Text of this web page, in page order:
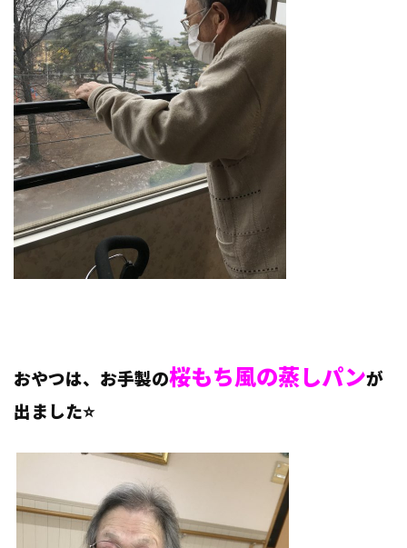
おやつは、お手製の桜もち風の蒸しパンが
出ました⭐